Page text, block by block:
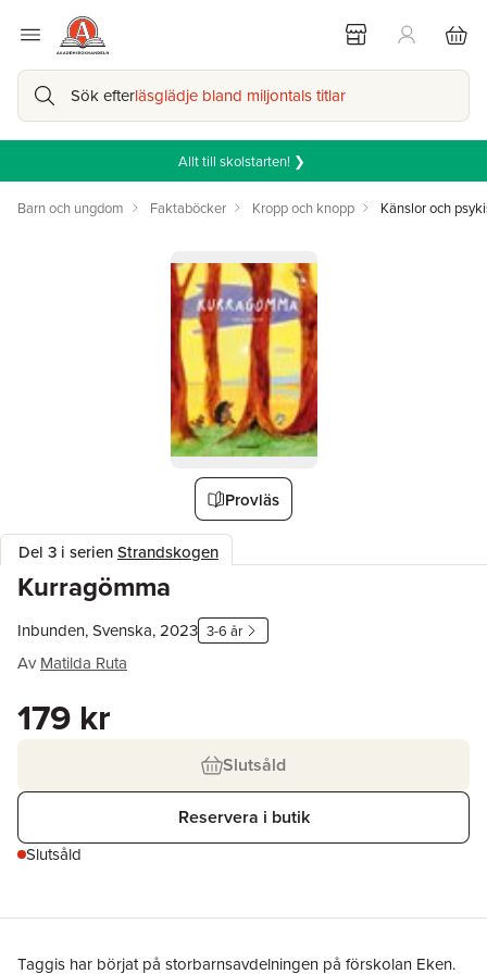
Sök efterläsglädje bland miljontals titlar
Allt till skolstarten! ❯
Barn och ungdom Faktaböcker Kropp och knopp Känslor och
Provläs
Del 3 i serienStrandskogen
Kurragömma
Inbunden, Svenska, 2023 3-6 år
Av Matilda Ruta
179 kr
Slutsåld
Reservera i butik
Slutsåld
Taggis har börjat på storbarnsavdelningen på förskolan Eken.